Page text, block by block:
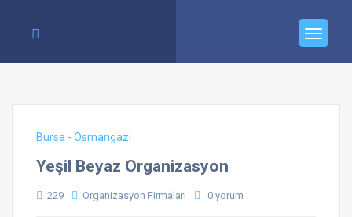
Bursa - Osmangazi
Yeşil Beyaz Organizasyon
229 Organizasyon Firmaları 0 yorum